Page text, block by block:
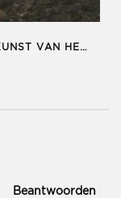
INTRIGERENDE TV-SERIE OVER DE KUNST VAN HET BOEREN
Beantwoorden